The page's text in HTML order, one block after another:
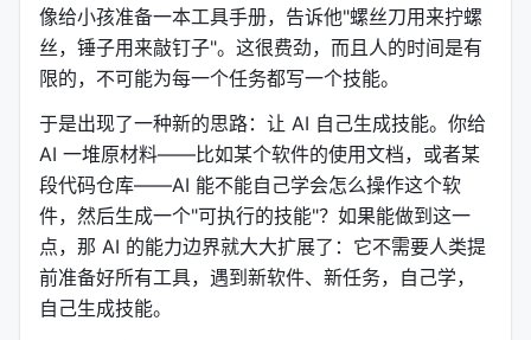
像给小孩准备一本工具手册，告诉他"螺丝刀用来拧螺
丝，锤子用来敲钉子"。这很费劲，而且人的时间是有
限的，不可能为每一个任务都写一个技能。
于是出现了一种新的思路：让 AI 自己生成技能。你给
AI 一堆原材料——比如某个软件的使用文档，或者某
段代码仓库——AI 能不能自己学会怎么操作这个软
件，然后生成一个"可执行的技能"？如果能做到这一
点，那 AI 的能力边界就大大扩展了：它不需要人类提
前准备好所有工具，遇到新软件、新任务，自己学，
自己生成技能。